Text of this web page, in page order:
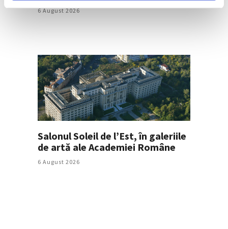
6 August 2026
Salonul Soleil de l’Est, în galeriile
de artă ale Academiei Române
6 August 2026